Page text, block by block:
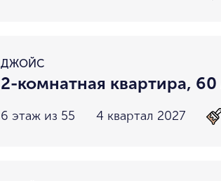
ДЖОЙС
2-комнатная квартира, 60
6 этаж из 55 4 квартал 2027